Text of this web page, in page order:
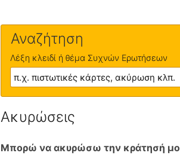
Αναζήτηση
Λέξη κλειδί ή θέμα Συχνών Ερωτήσεων
Ακυρώσεις
Μπορώ να ακυρώσω την κράτησή